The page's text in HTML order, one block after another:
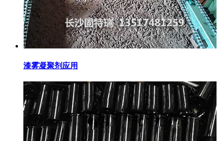
漆雾凝聚剂应用